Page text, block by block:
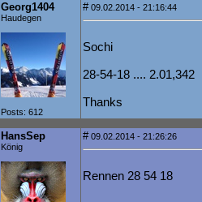
Georg1404
Haudegen
Posts: 612
#09.02.2014 - 21:16:44
Sochi
28-54-18 .... 2.01,342
Thanks
HansSep
König
#09.02.2014 - 21:26:26
Rennen 28 54 18